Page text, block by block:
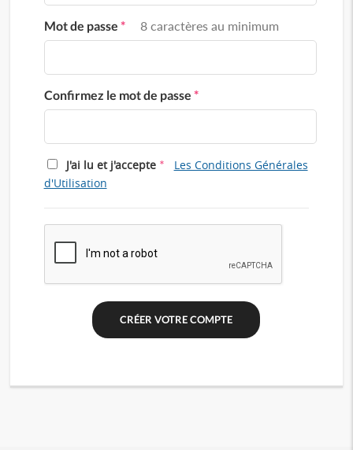
Mot de passe * 8 caractères au minimum
Confirmez le mot de passe *
J'ai lu et j'accepte *
Les Conditions Générales
d'Utilisation